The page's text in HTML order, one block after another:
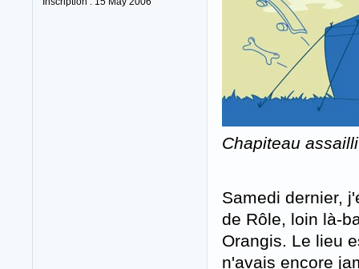
Chapiteau
Samedi dernier,
de Rôle, loin là-
Orangis. Le lieu
n'avais encore